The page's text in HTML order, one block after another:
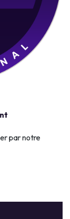
par notre